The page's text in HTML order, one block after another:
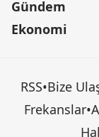
Gündem
Ekonomi
RSS•Bize
Frekanslar•